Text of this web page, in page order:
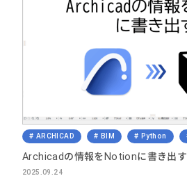
ARCHICAD BIM Python
Archicadの情報をNotionに書き出す
2025.09.24